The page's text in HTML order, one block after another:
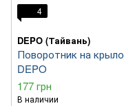
4
DEPO (Тайвань)
Поворотник на крыло
DEPO
177 грн
В наличии